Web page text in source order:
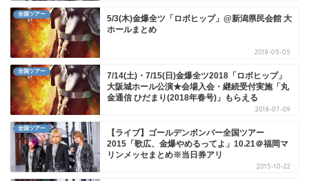
全国ツアー
5/3(木)金爆全ツ「ロボヒップ」@新潟県民会館 大
ホールまとめ
2018-05-05
全国ツアー
7/14(土)・7/15(日)金爆全ツ2018「ロボヒップ」
大阪城ホール公演★会場入会・継続受付実施「丸
金通信 ひだまり(2018年春号)」もらえる
2018-07-09
全国ツアー
【ライブ】ゴールデンボンバー全国ツアー
2015「歌広、金爆やめるってよ」10.21＠福岡マ
リンメッセまとめ※当日券アリ
2015-10-22